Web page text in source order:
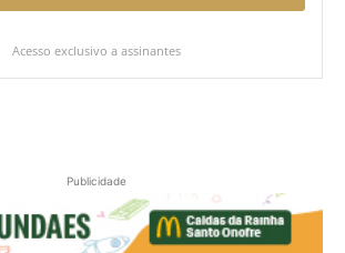
Acesso exclusivo a assinantes
Publicidade